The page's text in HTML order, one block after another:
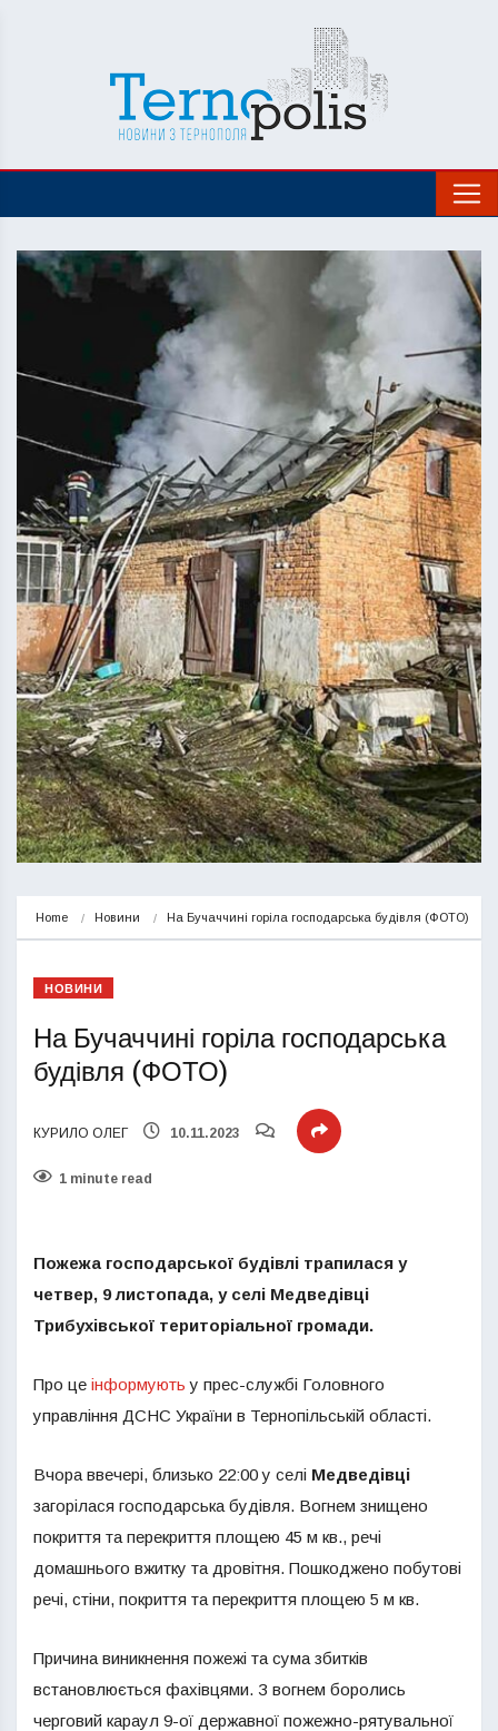
Home Новини На Бучаччині горіла господарська будівля (ФОТО)
НОВИНИ
На Бучаччині горіла господарська
будівля (ФОТО)
КУРИЛО ОЛЕГ 10.11.2023
1 minute read
Пожежа господарської будівлі трапилася у
четвер, 9 листопада, у селі Медведівці
Трибухівської територіальної громади.
Про це інформують у прес-службі Головного
управління ДСНС України в Тернопільській області.
Вчора ввечері, близько 22:00 у селі Медведівці
загорілася господарська будівля. Вогнем знищено
покриття та перекриття площею 45 м кв., речі
домашнього вжитку та дровітня. Пошкоджено побутові
речі, стіни, покриття та перекриття площею 5 м кв.
Причина виникнення пожежі та сума збитків
встановлюється фахівцями. З вогнем боролись
черговий караул 9-ої державної пожежно-рятувальної